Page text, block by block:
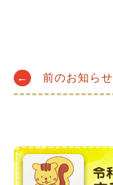
Post
← 前のお知らせ